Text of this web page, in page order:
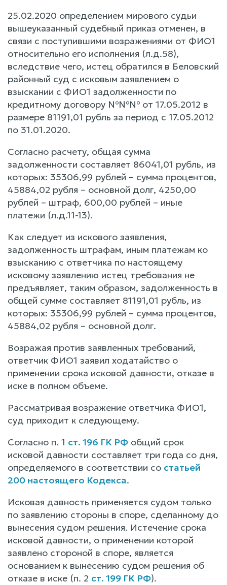
25.02.2020 определением мирового судьи
вышеуказанный судебный приказ отменен, в
связи с поступившими возражениями от ФИО1
относительно его исполнения (л.д.58),
вследствие чего, истец обратился в Беловский
районный суд с исковым заявлением о
взыскании с ФИО1 задолженности по
кредитному договору №№№ от 17.05.2012 в
размере 81191,01 рубль за период с 17.05.2012
по 31.01.2020.
Согласно расчету, общая сумма
задолженности составляет 86041,01 рубль, из
которых: 35306,99 рублей – сумма процентов,
45884,02 рубля – основной долг, 4250,00
рублей – штраф, 600,00 рублей – иные
платежи (л.д.11-13).
Как следует из искового заявления,
задолженность штрафам, иным платежам ко
взысканию с ответчика по настоящему
исковому заявлению истец требования не
предъявляет, таким образом, задолженность в
общей сумме составляет 81191,01 рубль, из
которых: 35306,99 рублей – сумма процентов,
45884,02 рубля – основной долг.
Возражая против заявленных требований,
ответчик ФИО1 заявил ходатайство о
применении срока исковой давности, отказе в
иске в полном объеме.
Рассматривая возражение ответчика ФИО1,
суд приходит к следующему.
Согласно п. 1 ст. 196 ГК РФ общий срок
исковой давности составляет три года со дня,
определяемого в соответствии со статьей
200 настоящего Кодекса.
Исковая давность применяется судом только
по заявлению стороны в споре, сделанному до
вынесения судом решения. Истечение срока
исковой давности, о применении которой
заявлено стороной в споре, является
основанием к вынесению судом решения об
отказе в иске (п. 2 ст. 199 ГК РФ).